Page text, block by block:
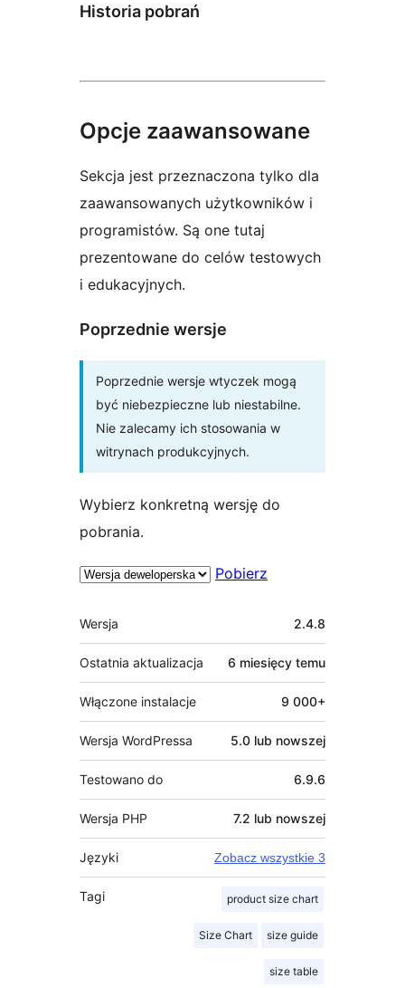
Historia pobrań
Opcje zaawansowane
Sekcja jest przeznaczona tylko dla
zaawansowanych użytkowników i
programistów. Są one tutaj
prezentowane do celów testowych
i edukacyjnych.
Poprzednie wersje
Poprzednie wersje wtyczek mogą
być niebezpieczne lub niestabilne.
Nie zalecamy ich stosowania w
witrynach produkcyjnych.
Wybierz konkretną wersję do
pobrania.
Pobierz
Meta
Wersja 2.4.8
Ostatnia aktualizacja 6 miesięcy temu
Włączone instalacje 9 000+
Wersja WordPressa 5.0 lub nowszej
Testowano do 6.9.6
Wersja PHP 7.2 lub nowszej
Języki Zobacz wszystkie 3
Tagi product size chart
Size Chart size guide
size table